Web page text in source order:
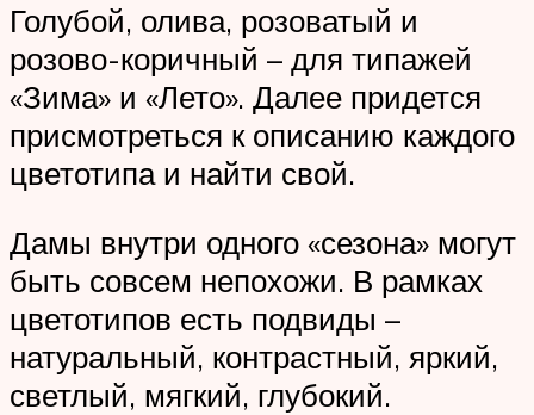
Голубой, олива, розоватый и
розово-коричный – для типажей
«Зима» и «Лето». Далее придется
присмотреться к описанию каждого
цветотипа и найти свой.
Дамы внутри одного «сезона» могут
быть совсем непохожи. В рамках
цветотипов есть подвиды –
натуральный, контрастный, яркий,
светлый, мягкий, глубокий.